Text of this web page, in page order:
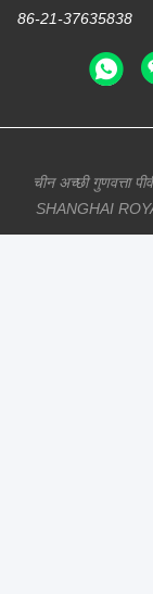
86-21-37635838
चीन अच्छी गुणवत्ता
SHANGHAI